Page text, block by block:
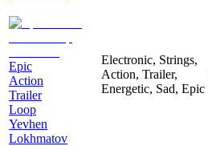
Epic
Action
Trailer
Loop
Yevhen
Lokhmatov
Electronic, Strings,
Action, Trailer,
Energetic, Sad, Epic